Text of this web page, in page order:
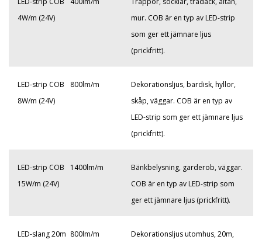
4W/m (24V)
mur. COB är en typ av LED-strip
som ger ett jämnare ljus
(prickfritt).
LED-strip COB
8W/m (24V)
800lm/m
Dekorationsljus, bardisk, hyllor,
skåp, väggar. COB är en typ av
LED-strip som ger ett jämnare ljus
(prickfritt).
LED-strip COB
15W/m (24V)
1400lm/m
Bänkbelysning, garderob, väggar.
COB är en typ av LED-strip som
ger ett jämnare ljus (prickfritt).
LED-slang 20m 800lm/m Dekorationsljus utomhus, 20m,